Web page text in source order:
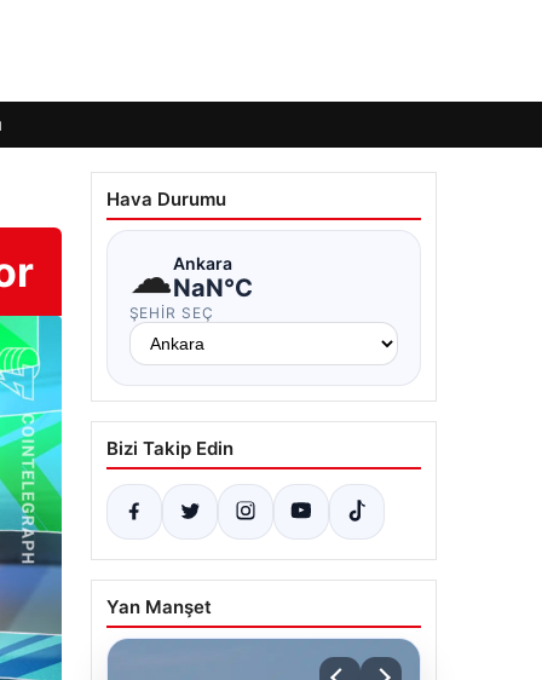
Hava Durumu
☁Ankara
NaN°C
ŞEHIR SEÇ
Bizi Takip Edin
Yan Manşet